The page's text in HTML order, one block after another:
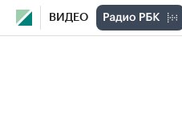
ВИДЕО